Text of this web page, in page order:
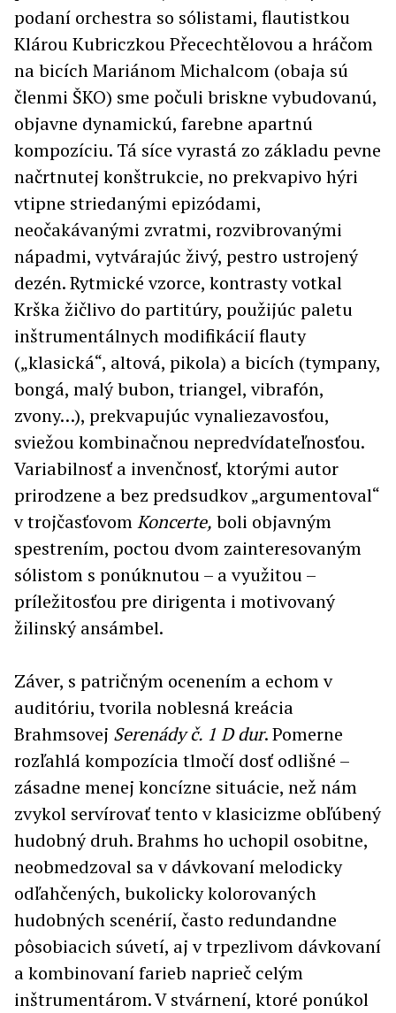
podaní orchestra so sólistami, flautistkou
Klárou Kubriczkou Přecechtělovou a hráčom
na bicích Mariánom Michalcom (obaja sú
členmi ŠKO) sme počuli briskne vybudovanú,
objavne dynamickú, farebne apartnú
kompozíciu. Tá síce vyrastá zo základu pevne
načrtnutej konštrukcie, no prekvapivo hýri
vtipne striedanými epizódami,
neočakávanými zvratmi, rozvibrovanými
nápadmi, vytvárajúc živý, pestro ustrojený
dezén. Rytmické vzorce, kontrasty votkal
Krška žičlivo do partitúry, použijúc paletu
inštrumentálnych modifikácií flauty
(„klasická“, altová, pikola) a bicích (tympany,
bongá, malý bubon, triangel, vibrafón,
zvony…), prekvapujúc vynaliezavosťou,
sviežou kombinačnou nepredvídateľnosťou.
Variabilnosť a invenčnosť, ktorými autor
prirodzene a bez predsudkov „argumentoval“
v trojčasťovomKoncerte, boli objavným
spestrením, poctou dvom zainteresovaným
sólistom s ponúknutou – a využitou –
príležitosťou pre dirigenta i motivovaný
žilinský ansámbel.
Záver, s patričným ocenením a echom v
auditóriu, tvorila noblesná kreácia
Brahmsovej Serenády č. 1 D dur. Pomerne
rozľahlá kompozícia tlmočí dosť odlišné –
zásadne menej koncízne situácie, než nám
zvykol servírovať tento v klasicizme obľúbený
hudobný druh. Brahms ho uchopil osobitne,
neobmedzoval sa v dávkovaní melodicky
odľahčených, bukolicky kolorovaných
hudobných scenérií, často redundandne
pôsobiacich súvetí, aj v trpezlivom dávkovaní
a kombinovaní farieb naprieč celým
inštrumentárom. V stvárnení, ktoré ponúkol